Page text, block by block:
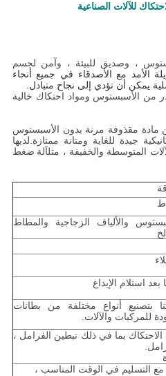
للآلات الصناعية
، وصديق للبيئة ، وآمن لجسم
الأمد مع الأصدقاء في جميع أنحاء
يمكن أن تؤدي إلى نجاح متبادل.
من الأسبستوس ومواد احتكاك خالية
مادة مقذوفة مرنة بدون الأسبستوس
جيدة للغاية ومتانة ممتازة.لديها
المتوسطة والخفيفة ، مثلآلة ضغط
والألياف الزجاجية والمطاط
بتصنيع أنواع مختلفة من بطانات
للمركبات والآلات.
الاحتكاك بما في ذلك تبطين الفرامل ،